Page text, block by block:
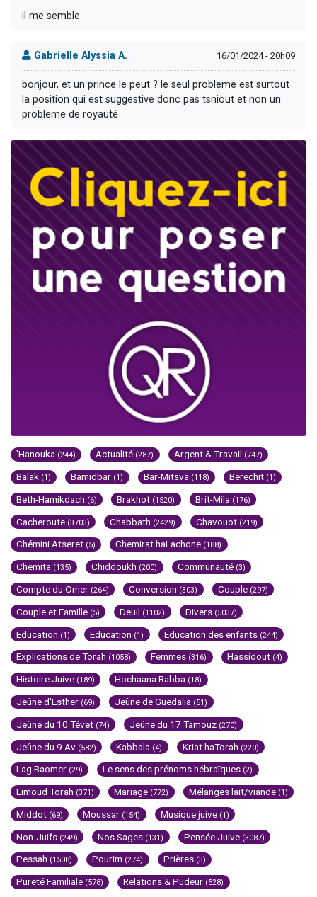
il me semble
Gabrielle Alyssia A. 16/01/2024 - 20h09
bonjour, et un prince le peut ? le seul probleme est surtout
la position qui est suggestive donc pas tsniout et non un
probleme de royauté
'Hanouka (244) Actualité (287) Argent & Travail (747)
Balak (1) Bamidbar (1) Bar-Mitsva (118) Berechit (1)
Beth-Hamikdach (6) Brakhot (1520) Brit-Mila (176)
Cacheroute (3703) Chabbath (2429) Chavouot (219)
Chémini Atseret (5) Chemirat haLachone (188)
Chemita (135) Chiddoukh (200) Communauté (3)
Compte du Omer (264) Conversion (303) Couple (297)
Couple et Famille (5) Deuil (1102) Divers (5037)
Education (1) Education (1) Education des enfants (244)
Explications de Torah (1058) Femmes (316) Hassidout (4)
Histoire Juive (189) Hochaana Rabba (18)
Jeûne d'Esther (69) Jeûne de Guedalia (51)
Jeûne du 10 Tévet (74) Jeûne du 17 Tamouz (270)
Jeûne du 9 Av (582) Kabbala (4) Kriat haTorah (220)
Lag Baomer (29) Le sens des prénoms hébraïques (2)
Limoud Torah (371) Mariage (772) Mélanges lait/viande (1)
Middot (69) Moussar (154) Musique juive (1)
Non-Juifs (249) Nos Sages (131) Pensée Juive (3087)
Pessah (1508) Pourim (274) Prières (3)
Pureté Familiale (578) Relations & Pudeur (528)